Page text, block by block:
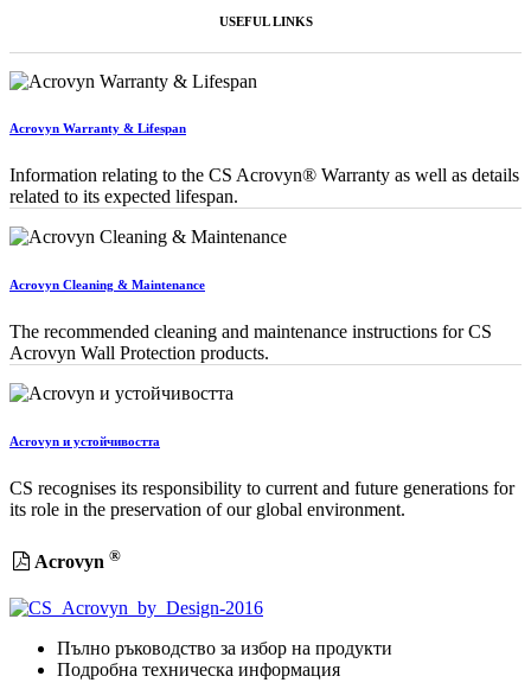
USEFUL LINKS
Acrovyn Warranty & Lifespan
Information relating to the CS Acrovyn® Warranty as well as details
related to its expected lifespan.
Acrovyn Cleaning & Maintenance
The recommended cleaning and maintenance instructions for CS
Acrovyn Wall Protection products.
Acrovyn и устойчивостта
CS recognises its responsibility to current and future generations for
its role in the preservation of our global environment.
Acrovyn ®
Пълно ръководство за избор на продукти
Подробна техническа информация